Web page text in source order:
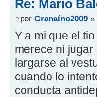
Re: Mario
por Granaíno2009 »
Y a mi que el
merece ni
largarse al
cuando lo
conducta